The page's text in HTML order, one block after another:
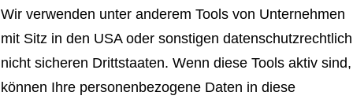
Wir verwenden unter anderem Tools von Unternehmen
mit Sitz in den USA oder sonstigen datenschutzrechtlich
nicht sicheren Drittstaaten. Wenn diese Tools aktiv sind,
können Ihre personenbezogene Daten in diese